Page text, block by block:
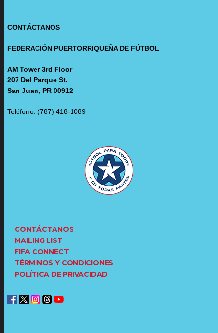
CONTÁCTANOS
FEDERACIÓN PUERTORRIQUEÑA DE FÚTBOL
AM Tower 3rd Floor
207 Del Parque St.
San Juan, PR 00912
Teléfono: (787) 418-1089
CONTÁCTANOS
MAILING LIST
FIFA CONNECT
TÉRMINOS Y CONDICIONES
POLÍTICA DE PRIVACIDAD